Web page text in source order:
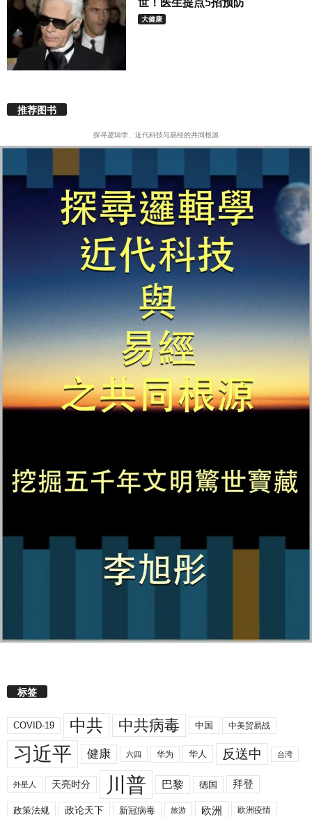
大健康
推荐图书
探寻逻辑学、近代科技与易经的共同根源
标签
COVID-19 中共 中共病毒 中国 中美贸易战
习近平 健康 六四 华为 华人 反送中 台湾
外星人 天亮时分 川普 巴黎 德国 拜登
政策法规 政论天下 新冠病毒 旅游 欧洲 欧洲疫情